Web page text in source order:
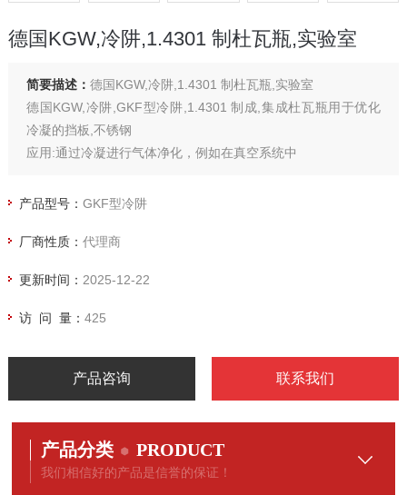
德国KGW,冷阱,1.4301 制杜瓦瓶,实验室
简要描述： 德国KGW,冷阱,1.4301 制杜瓦瓶,实验室
德国KGW,冷阱,GKF型冷阱,1.4301 制成,集成杜瓦瓶用于优化
冷凝的挡板,不锈钢
应用:通过冷凝进行气体净化，例如在真空系统中
产品型号： GKF型冷阱
厂商性质： 代理商
更新时间： 2025-12-22
访 问 量： 425
产品咨询 联系我们
产品分类 PRODUCT
我们相信好的产品是信誉的保证！